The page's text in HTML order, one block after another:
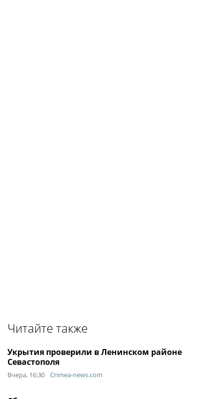
Читайте также
Укрытия проверили в Ленинском районе
Севастополя
Вчера, 16:30 Crimea-news.com